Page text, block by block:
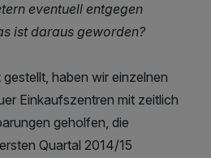
eventuell entgegen
ist daraus geworden?
haben wir einzelnen
Einkaufszentren mit zeitlich
geholfen, die
Quartal 2014/15